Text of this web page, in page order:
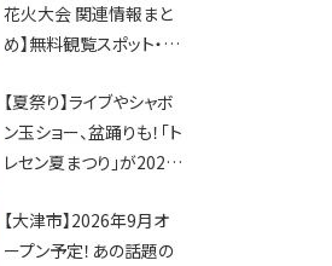
登場！何度も入園できる
フリーパスも販売★
花火大会 関連情報まと
め】無料観覧スポット・同
ップ・交通規制に近隣施
設の駐車場情報なども
要チェック★
【夏祭り】ライブやシャボ
ン玉ショー、盆踊りも！「ト
レセン夏まつり」が2026
【大津市】2026年9月オ
ープン予定！あの話題の